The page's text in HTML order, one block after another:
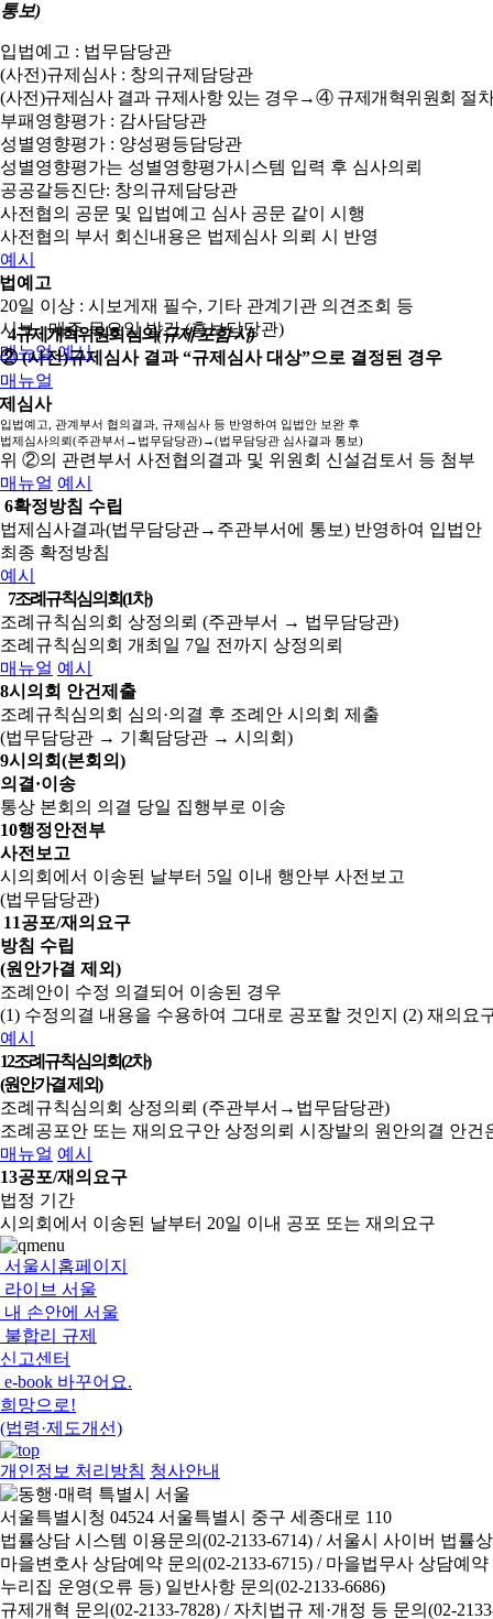
통보)
입법예고 : 법무담당관
(사전)규제심사 : 창의규제담당관
(사전)규제심사 결과 규제사항 있는 경우→④ 규제개혁위원회 절
부패영향평가 : 감사담당관
성별영향평가 : 양성평등담당관
성별영향평가는 성별영향평가시스템 입력 후 심사의뢰
공공갈등진단: 창의규제담당관
사전협의 공문 및 입법예고 심사 공문 같이 시행
사전협의 부서 회신내용은 법제심사 의뢰 시 반영
예시
예고
20일 이상 : 시보게재 필수, 기타 관계기관 의견조회 등
시보 : 매주 목요일 발간 (홍보담당관)
매뉴얼 예시
4규제개혁위원회 심의(규제 포함 시)
② (사전)규제심사 결과 “규제심사 대상”으로 결정된 경우
매뉴얼
심사
입법예고, 관계부서 협의결과, 규제심사 등 반영하여 입법안 보완 후
법제심사의뢰(주관부서→법무담당관)→(법무담당관 심사결과 통보)
위 ②의 관련부서 사전협의결과 및 위원회 신설검토서 등 첨부
매뉴얼 예시
6확정방침 수립
법제심사결과(법무담당관→주관부서에 통보) 반영하여 입법안
최종 확정방침
예시
7조례규칙심의회(1차)
조례규칙심의회 상정의뢰 (주관부서 → 법무담당관)
조례규칙심의회 개최일 7일 전까지 상정의뢰
매뉴얼 예시
8시의회 안건제출
조례규칙심의회 심의·의결 후 조례안 시의회 제출
(법무담당관 → 기획담당관 → 시의회)
9시의회(본회의)
의결·이송
통상 본회의 의결 당일 집행부로 이송
10행정안전부
사전보고
시의회에서 이송된 날부터 5일 이내 행안부 사전보고
(법무담당관)
11공포/재의요구
방침 수립
(원안가결 제외)
조례안이 수정 의결되어 이송된 경우
(1) 수정의결 내용을 수용하여 그대로 공포할 것인지 (2) 재의요
예시
12조례규칙심의회(2차)
(원안가결 제외)
조례규칙심의회 상정의뢰 (주관부서→법무담당관)
조례공포안 또는 재의요구안 상정의뢰 시장발의 원안의결 안건
매뉴얼 예시
13공포/재의요구
법정 기간
시의회에서 이송된 날부터 20일 이내 공포 또는 재의요구
서울시홈페이지
라이브 서울
내 손안에 서울
불합리 규제
신고센터
e-book 바꾸어요.
희망으로!
(법령·제도개선)
개인정보 처리방침 청사안내
서울특별시청 04524 서울특별시 중구 세종대로 110
법률상담 시스템 이용문의(02-2133-6714) /서울시 사이버 법률
마을변호사 상담예약 문의(02-2133-6715) / 마을법무사 상담예약
누리집 운영(오류 등) 일반사항 문의(02-2133-6686)
규제개혁 문의(02-2133-7828) / 자치법규 제·개정 등 문의(02-